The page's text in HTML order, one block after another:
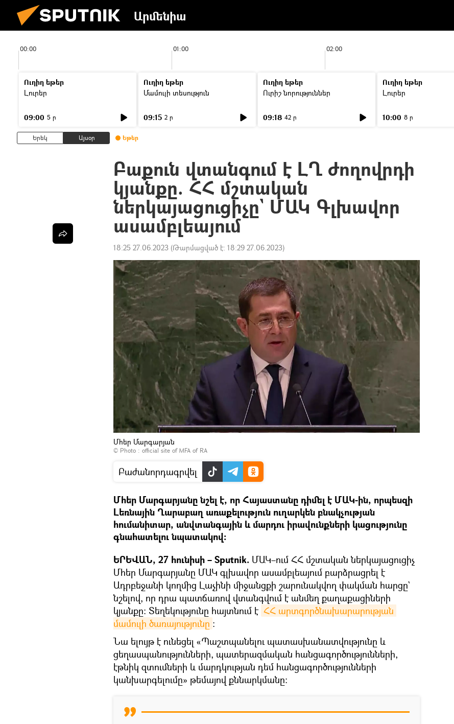
Արմենիա
00:00 01:00 02:00
Ուղիղ եթեր
Լուրեր
09:00 5 ր
Ուղիղ եթեր
Մամուլի տեսություն
09:15 2 ր
Ուղիղ եթեր
Ուրիշ նորություններ
09:18 42 ր
Ուղիղ եթեր
Լուրեր
10:00 8 ր
Երեկ Այսօր Եթեր
Բաքուն վտանգում է ԼՂ ժողովրդի
կյանքը. ՀՀ մշտական
ներկայացուցիչը` ՄԱԿ Գլխավոր
ասամբլեայում
18:25 27.06.2023 (Թարմացված է: 18:29 27.06.2023)
Մհեր Մարգարյան
© Photo : official site of MFA of RA
Բաժանորդագրվել
Մհեր Մարգարյանը նշել է, որ Հայաստանը դիմել է ՄԱԿ-ին, որպեսզի
Լեռնային Ղարաբաղ առաքելություն ուղարկեն բնակչության
հումանիտար, անվտանգային և մարդու իրավունքների կացությունը
գնահատելու նպատակով։
ԵՐԵՎԱՆ, 27 հունիսի – Sputnik. ՄԱԿ–ում ՀՀ մշտական ներկայացուցիչ
Մհեր Մարգարյանը ՄԱԿ գլխավոր ասամբլեայում բարձրացրել է
Ադրբեջանի կողմից Լաչինի միջանցքի շարունակվող փակման հարցը`
նշելով, որ դրա պատճառով վտանգվում է անմեղ քաղաքացիների
կյանքը։ Տեղեկությունը հայտնում է ՀՀ արտգործնախարարության
մամուլի ծառայությունը ։
Նա ելույթ է ունեցել «Պաշտպանելու պատասխանատվությունը և
ցեղասպանությունների, պատերազմական հանցագործությունների,
էթնիկ զտումների և մարդկության դեմ հանցագործությունների
կանխարգելումը» թեմայով քննարկմանը։